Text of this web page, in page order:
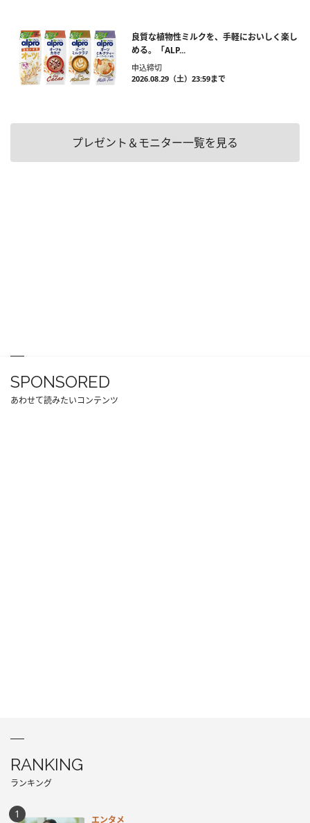
良質な植物性ミルクを、手軽においしく楽し
める。「ALP...
申込締切
2026.08.29（土）23:59まで
プレゼント＆モニター一覧を見る
SPONSORED
あわせて読みたいコンテンツ
RANKING
ランキング
エンタメ